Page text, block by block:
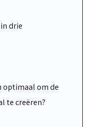
drie
optimaal om de
te creëren?